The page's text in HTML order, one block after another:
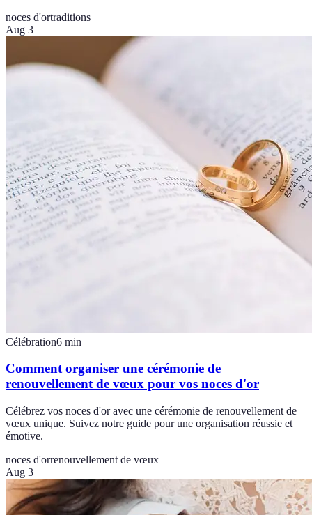
noces d'ortraditions
Aug 3
Célébration6 min
Comment organiser une cérémonie de
renouvellement de vœux pour vos noces d'or
Célébrez vos noces d'or avec une cérémonie de renouvellement de
vœux unique. Suivez notre guide pour une organisation réussie et
émotive.
noces d'orrenouvellement de vœux
Aug 3